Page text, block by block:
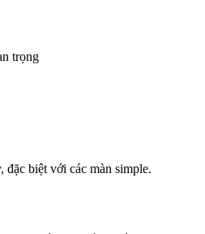
trọng
biệt với các màn simple.